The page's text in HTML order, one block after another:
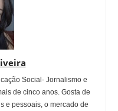
Social- Jornalismo e
de cinco anos. Gosta de
e pessoais, o mercado de